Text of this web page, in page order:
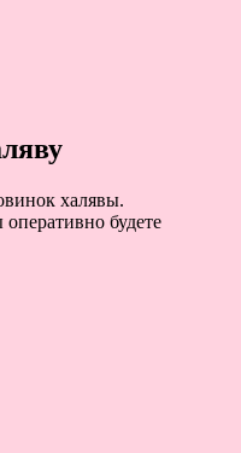
халявы.
будете